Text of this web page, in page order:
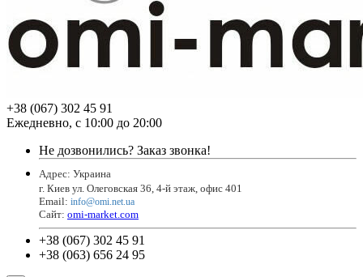
+38 (067) 302 45 91
Ежедневно, с 10:00 до 20:00
Не дозвонились? Заказ звонка!
Адрес: Украина
г. Киев ул. Олеговская 36, 4-й этаж, офис 401
Email: info@omi.net.ua
Сайт: omi-market.com
+38 (067) 302 45 91
+38 (063) 656 24 95